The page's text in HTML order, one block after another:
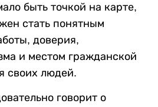
быть точкой на карте,
стать понятным
доверия,
и местом гражданской
своих людей.
говорит о